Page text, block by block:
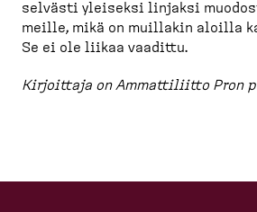
selvästi yleiseksi linjaksi
meille, mikä on muillakin aloilla
Se ei ole liikaa vaadittu.
Kirjoittaja on Ammatti­liitto Pron